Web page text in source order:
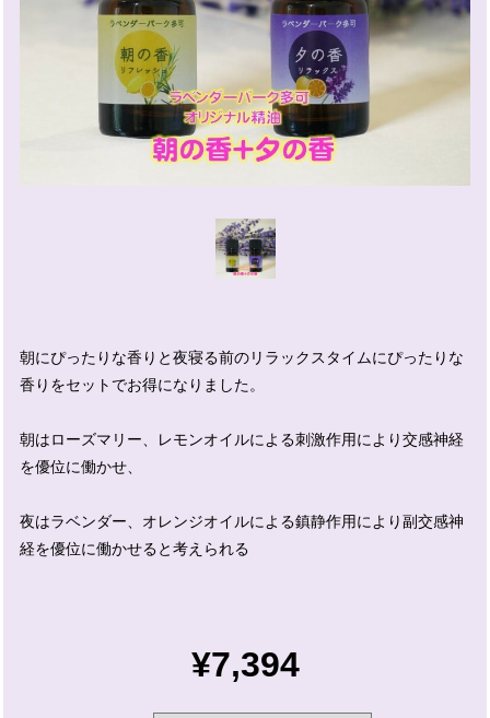
朝にぴったりな香りと夜寝る前のリラックスタイムにぴったりな
香りをセットでお得になりました。
朝はローズマリー、レモンオイルによる刺激作用により交感神経
を優位に働かせ、
夜はラベンダー、オレンジオイルによる鎮静作用により副交感神
経を優位に働かせると考えられる
¥7,394